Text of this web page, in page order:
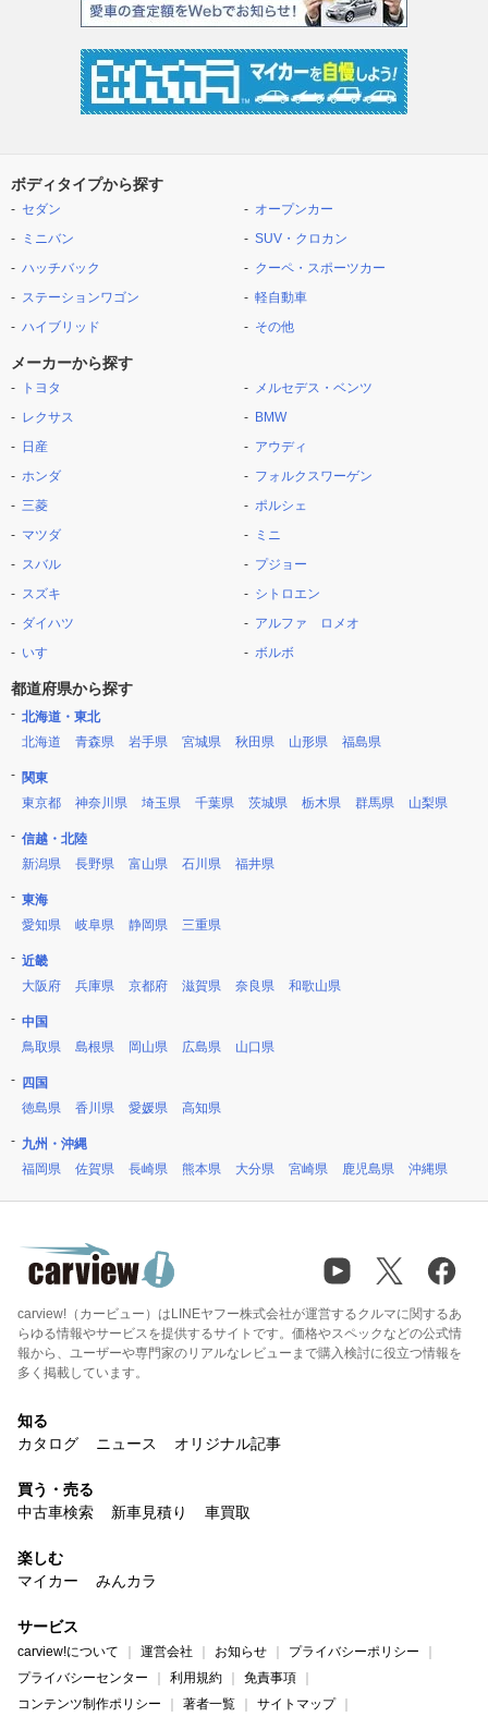
ボディタイプから探す
セダン
ミニバン
ハッチバック
ステーションワゴン
ハイブリッド
オープンカー
SUV・クロカン
クーペ・スポーツカー
軽自動車
その他
メーカーから探す
トヨタ
レクサス
日産
ホンダ
三菱
マツダ
スバル
スズキ
ダイハツ
いすゞ
メルセデス・ベンツ
BMW
アウディ
フォルクスワーゲン
ポルシェ
ミニ
プジョー
シトロエン
アルファ ロメオ
ボルボ
都道府県から探す
北海道・東北
北海道
青森県 岩手県 宮城県 秋田県 山形県 福島県
関東
東京都
神奈川県 埼玉県 千葉県 茨城県 栃木県 群馬県 山梨県
信越・北陸
新潟県
長野県 富山県 石川県 福井県
東海
愛知県
岐阜県 静岡県 三重県
近畿
大阪府
兵庫県 京都府 滋賀県 奈良県 和歌山県
中国
鳥取県
島根県 岡山県 広島県 山口県
四国
徳島県
香川県 愛媛県 高知県
九州・沖縄
福岡県
佐賀県 長崎県 熊本県 大分県 宮崎県 鹿児島県 沖縄県
carview!（カービュー）はLINEヤフー株式会社が運営するクルマに関するあ
らゆる情報やサービスを提供するサイトです。価格やスペックなどの公式情
報から、ユーザーや専門家のリアルなレビューまで購入検討に役立つ情報を
多く掲載しています。
知る
カタログ
ニュース オリジナル記事
買う・売る
中古車検索
新車見積り 車買取
楽しむ
マイカー
みんカラ
サービス
carview!について 運営会社 お知らせ
プライバシーポリシー
プライバシーセンター
利用規約
免責事項
コンテンツ制作ポリシー
著者一覧 サイトマップ